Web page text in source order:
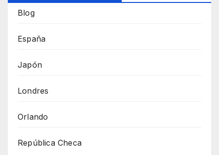
Blog
España
Japón
Londres
Orlando
República Checa